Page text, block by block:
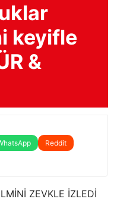
keyifle
&
Reddit
ZEVKLE İZLEDİ